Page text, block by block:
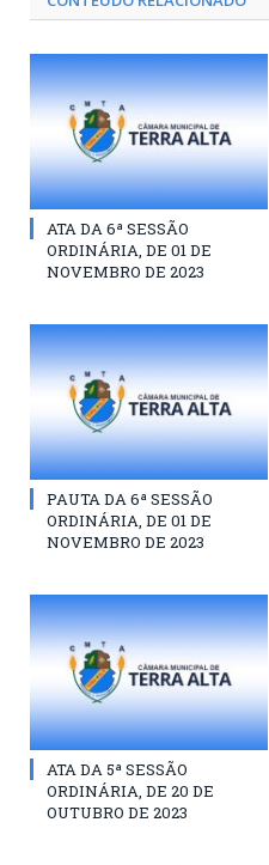
ATA DA 6ª SESSÃO
ORDINÁRIA, DE 01 DE
NOVEMBRO DE 2023
PAUTA DA 6ª SESSÃO
ORDINÁRIA, DE 01 DE
NOVEMBRO DE 2023
ATA DA 5ª SESSÃO
ORDINÁRIA, DE 20 DE
OUTUBRO DE 2023